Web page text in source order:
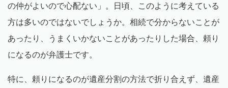
の仲がよいので心配ない」。日頃、このように考えている
方は多いのではないでしょうか。相続で分からないことが
あったり、うまくいかないことがあったりした場合、頼り
になるのが弁護士です。
特に、頼りになるのが遺産分割の方法で折り合えず、遺産